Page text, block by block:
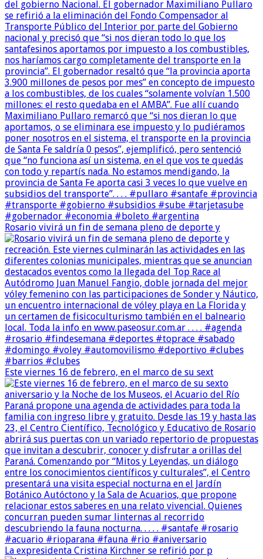
Rosario vivirá un fin de semana pleno de deporte y
Este viernes 16 de febrero, en el marco de su sext
La expresidenta Cristina Kirchner se refirió por p